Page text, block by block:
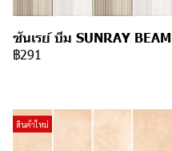
ซันเรย์ บีม SUNRAY BEAM
฿291
สินค้าใหม่